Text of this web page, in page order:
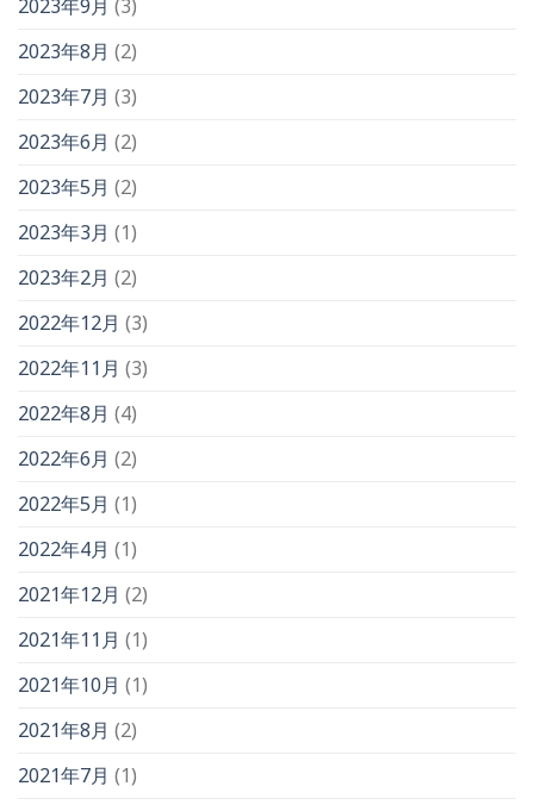
2023年9月 (3)
2023年8月 (2)
2023年7月 (3)
2023年6月 (2)
2023年5月 (2)
2023年3月 (1)
2023年2月 (2)
2022年12月 (3)
2022年11月 (3)
2022年8月 (4)
2022年6月 (2)
2022年5月 (1)
2022年4月 (1)
2021年12月 (2)
2021年11月 (1)
2021年10月 (1)
2021年8月 (2)
2021年7月 (1)